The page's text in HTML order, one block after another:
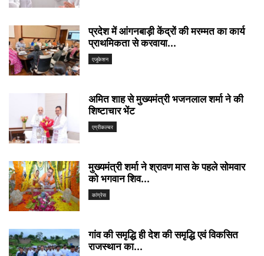
प्रदेश में आंगनबाड़ी केंद्रों की मरम्मत का कार्य
प्राथमिकता से करवाया...
एजुकेशन
अमित शाह से मुख्यमंत्री भजनलाल शर्मा ने की
शिष्टाचार भेंट
एग्रीकल्चर
मुख्यमंत्री शर्मा ने श्रावण मास के पहले सोमवार
को भगवान शिव...
कांग्रेस
गांव की समृद्धि ही देश की समृद्धि एवं विकसित
राजस्थान का...